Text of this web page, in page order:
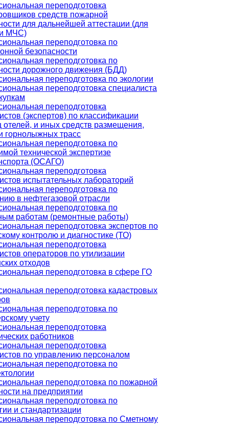
переподготовка
средств пожарной
для дальнейшей аттестации (для
МЧС)
переподготовка по
безопасности
переподготовка по
дорожного движения (БДД)
переподготовка по экологии
переподготовка специалиста
переподготовка
(экспертов) по классификации
отелей, и иных средств размещения,
горнолыжных трасс
переподготовка по
технической экспертизе
(ОСАГО)
переподготовка
испытательных лабораторий
переподготовка по
в нефтегазовой отрасли
переподготовка по
работам (ремонтные работы)
переподготовка экспертов по
контролю и диагностике (ТО)
переподготовка
операторов по утилизации
отходов
переподготовка в сфере ГО
переподготовка кадастровых
переподготовка по
учету
переподготовка
работников
переподготовка
по управлению персоналом
переподготовка по
переподготовка по пожарной
на предприятии
переподготовка по
и стандартизации
переподготовка по Сметному